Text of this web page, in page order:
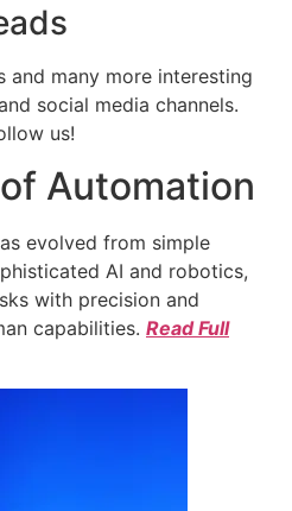
and many more interesting
social media channels.
us!
Automation
evolved from simple
AI and robotics,
with precision and
capabilities. Read Full